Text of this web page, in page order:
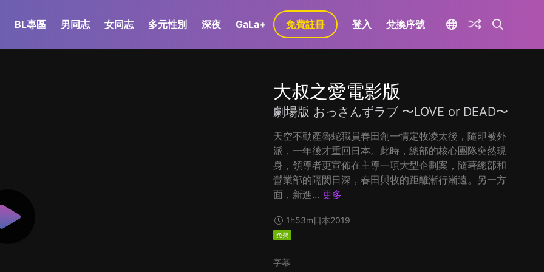
BL專區 男同志 女同志 多元性別 深夜 GaLa+ 免費註冊 登入 兌換序號
大叔之愛電影版
劇場版 おっさんずラブ 〜LOVE or DEAD〜
天空不動產魯蛇職員春田創一情定牧凌太後，隨即被外
派，一年後才重回日本。此時，總部的核心團隊突然現
身，領導者更宣佈在主導一項大型企劃案，隨著總部和
營業部的隔閡日深，春田與牧的距離漸行漸遠。另一方
面，新進... 更多
1h53m日本2019
免費
字幕